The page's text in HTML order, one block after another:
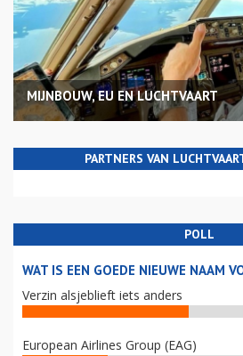
MIJNBOUW, EU EN LUCHTVAART
PARTNERS VAN
POLL
WAT IS EEN GOEDE NIEUWE NAAM
Verzin alsjeblieft iets anders
European Airlines Group (EAG)